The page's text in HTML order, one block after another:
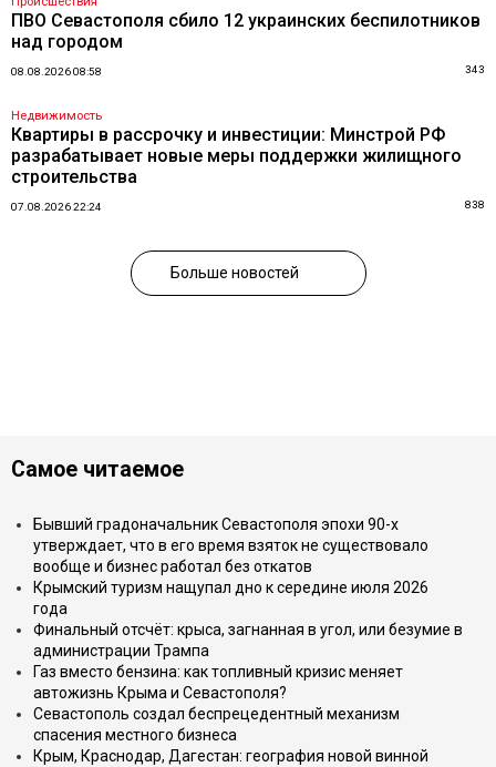
ПВО Севастополя сбило 12 украинских беспилотников
над городом
08.08.2026 08:58 343
Недвижимость
Квартиры в рассрочку и инвестиции: Минстрой РФ
разрабатывает новые меры поддержки жилищного
строительства
07.08.2026 22:24 838
Больше новостей
Самое читаемое
Бывший градоначальник Севастополя эпохи 90-х
утверждает, что в его время взяток не существовало
вообще и бизнес работал без откатов
Крымский туризм нащупал дно к середине июля 2026
года
Финальный отсчёт: крыса, загнанная в угол, или безумие в
администрации Трампа
Газ вместо бензина: как топливный кризис меняет
автожизнь Крыма и Севастополя?
Севастополь создал беспрецедентный механизм
спасения местного бизнеса
Крым, Краснодар, Дагестан: география новой винной